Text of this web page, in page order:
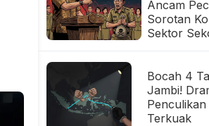
Ancam
Sorotan
Sektor
Bocah 4
Jambi!
Terkuak